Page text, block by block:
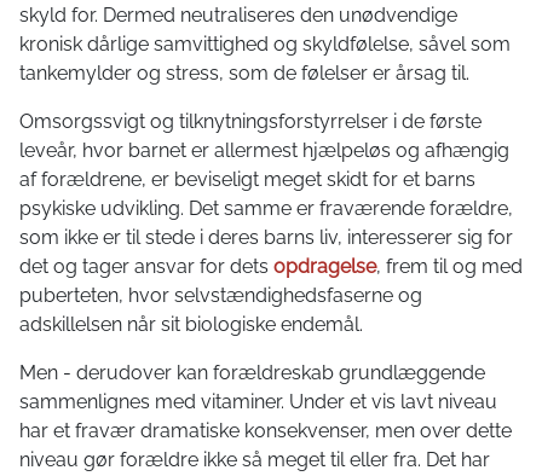
skyld for. Dermed neutraliseres den unødvendige
kronisk dårlige samvittighed og skyldfølelse, såvel som
tankemylder og stress, som de følelser er årsag til.
Omsorgssvigt og tilknytningsforstyrrelser i de første
leveår, hvor barnet er allermest hjælpeløs og afhængig
af forældrene, er beviseligt meget skidt for et barns
psykiske udvikling. Det samme er fraværende forældre,
som ikke er til stede i deres barns liv, interesserer sig for
det og tager ansvar for dets opdragelse, frem til og med
puberteten, hvor selvstændighedsfaserne og
adskillelsen når sit biologiske endemål.
Men - derudover kan forældreskab grundlæggende
sammenlignes med vitaminer. Under et vis lavt niveau
har et fravær dramatiske konsekvenser, men over dette
niveau gør forældre ikke så meget til eller fra. Det har